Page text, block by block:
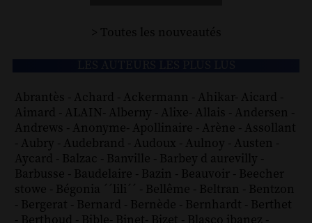
> Toutes les nouveautés
Abrantès - Achard - Ackermann - Ahikar- Aicard -
Aimard - ALAIN- Alberny - Alixe- Allais - Andersen -
Andrews - Anonyme- Apollinaire - Arène - Assollant
- Aubry - Audebrand - Audoux - Aulnoy - Austen -
Aycard - Balzac - Banville - Barbey d aurevilly -
Barbusse - Baudelaire - Bazin - Beauvoir - Beecher
stowe - Bégonia ´´lili´´ - Bellême - Beltran - Bentzon
- Bergerat - Bernard - Bernède - Bernhardt - Berthet